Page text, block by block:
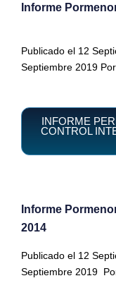
Informe
Publicado el 12
Septiembre 2019
INFORME
CONTROL
Informe
2014
Publicado el 12
Septiembre 2019